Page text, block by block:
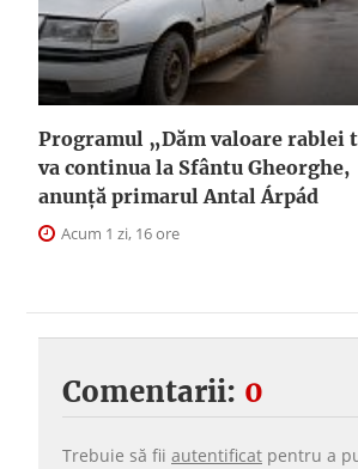
Programul „Dăm valoare rablei
va continua la Sfântu Gheorghe,
anunţă primarul Antal Árpád
Acum 1 zi, 16 ore
Comentarii: 0
Trebuie să fii autentificat pentru a